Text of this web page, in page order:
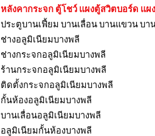
หลังคากระจก ตู้โชว์ แผงตู้สวิตบอร์ด แ
ประตูบานเฟี้ยม บานเลื่อน บานแขวน บา
ช่างอลูมิเนียมบางพลี
ช่างกระจกอลูมิเนียมบางพลี
ร้านกระจกอลูมิเนียมบางพลี
ติดตั้งกระจกอลูมิเนียมบางพลี
กั้นห้องอลูมิเนียมบางพลี
บานเลื่อนอลูมิเนียมบางพลี
อลูมิเนียมกั้นห้องบางพลี